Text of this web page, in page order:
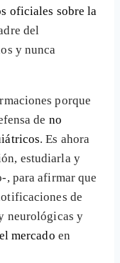
oficiales sobre la
del
y nunca
porque
de no
. Es ahora
estudiarla y
, para afirmar que
de
neurológicas y
mercado en